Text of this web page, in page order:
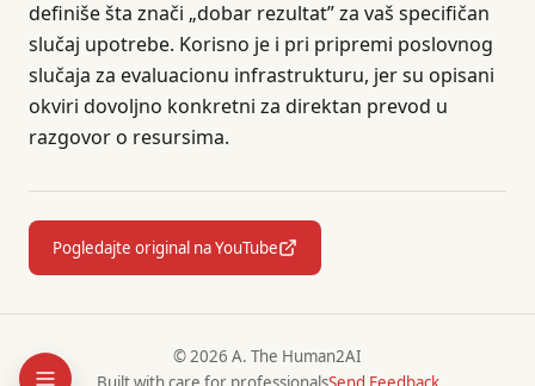
definiše šta znači „dobar rezultat” za vaš specifičan
slučaj upotrebe. Korisno je i pri pripremi poslovnog
slučaja za evaluacionu infrastrukturu, jer su opisani
okviri dovoljno konkretni za direktan prevod u
razgovor o resursima.
Pogledajte original na YouTube
© 2026 A. The Human2AI